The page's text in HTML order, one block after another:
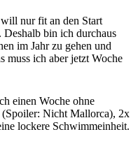
nur fit an den Start
Deshalb bin ich durchaus
im Jahr zu gehen und
muss ich aber jetzt Woche
einen Woche ohne
Nicht Mallorca), 2x
lockere Schwimmeinheit.